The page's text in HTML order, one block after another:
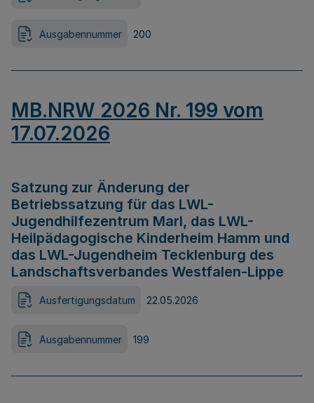
Ausgabennummer 200
MB.NRW 2026 Nr. 199 vom
17.07.2026
Satzung zur Änderung der
Betriebssatzung für das LWL-
Jugendhilfezentrum Marl, das LWL-
Heilpädagogische Kinderheim Hamm und
das LWL-Jugendheim Tecklenburg des
Landschaftsverbandes Westfalen-Lippe
Ausfertigungsdatum 22.05.2026
Ausgabennummer 199